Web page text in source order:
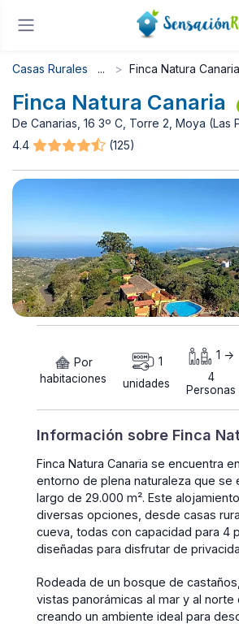
Casas Rurales Finca Natura Canaria
Finca Natura Canaria
De Canarias, 16 3º C, Torre 2, Moya (Las
4.4
(125)
Por
habitaciones
1
unidades
1 ->
4
Personas
Información sobre Finca
Finca Natura Canaria se encuentra
entorno de plena naturaleza que se
largo de 29.000 m². Este
diversas opciones, desde casas
cueva, todas con capacidad para 4
diseñadas para disfrutar de
Rodeada de un bosque de
vistas panorámicas al mar y al norte
creando un ambiente ideal para